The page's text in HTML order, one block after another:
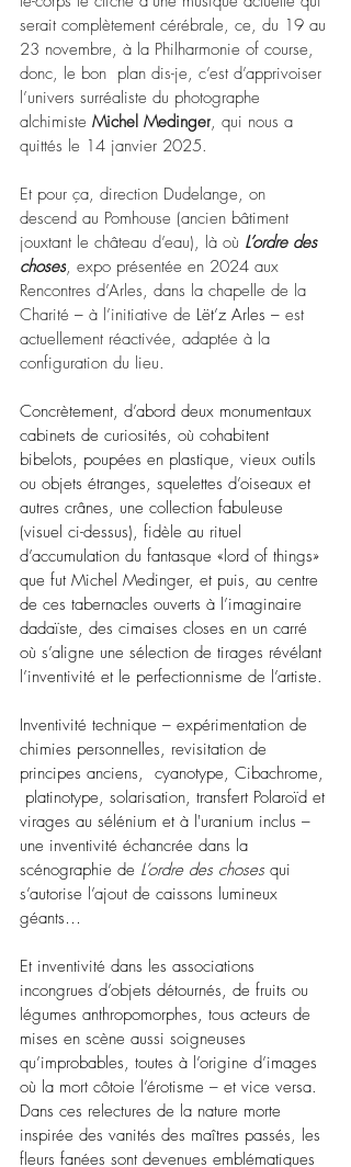
serait complètement cérébrale, ce, du 19 au
23 novembre, à la Philharmonie of course,
donc, le bon  plan dis-je, c’est d’apprivoiser
l’univers surréaliste du photographe
alchimiste Michel Medinger, qui nous a
quittés le 14 janvier 2025.
Et pour ça, direction Dudelange, on
descend au Pomhouse (ancien bâtiment
jouxtant le château d’eau), là où L’ordre des
choses, expo présentée en 2024 aux
Rencontres d’Arles, dans la chapelle de la
Charité – à l’initiative de Lët’z Arles – est
actuellement réactivée, adaptée à la
configuration du lieu.
Concrètement, d’abord deux monumentaux
cabinets de curiosités, où cohabitent
bibelots, poupées en plastique, vieux outils
ou objets étranges, squelettes d’oiseaux et
autres crânes, une collection fabuleuse
(visuel ci-dessus), fidèle au rituel
d’accumulation du fantasque «lord of things»
que fut Michel Medinger, et puis, au centre
de ces tabernacles ouverts à l’imaginaire
dadaïste, des cimaises closes en un carré
où s’aligne une sélection de tirages révélant
l’inventivité et le perfectionnisme de l’artiste.
Inventivité technique – expérimentation de
chimies personnelles, revisitation de
principes anciens,  cyanotype, Cibachrome,
platinotype, solarisation, transfert Polaroïd et
virages au sélénium et à l'uranium inclus –
une inventivité échancrée dans la
scénographie de L’ordre des choses qui
s’autorise l’ajout de caissons lumineux
géants…
Et inventivité dans les associations
incongrues d’objets détournés, de fruits ou
légumes anthropomorphes, tous acteurs de
mises en scène aussi soigneuses
qu’improbables, toutes à l’origine d’images
où la mort côtoie l’érotisme – et vice versa.
Dans ces relectures de la nature morte
inspirée des vanités des maîtres passés, les
fleurs fanées sont devenues emblématiques